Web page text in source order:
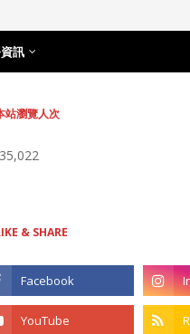
訊
站瀏覽人次
& SHARE